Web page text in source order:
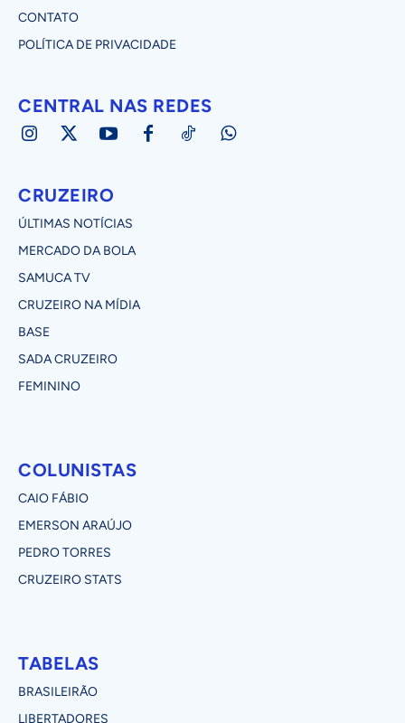
CONTATO
POLÍTICA DE PRIVACIDADE
CENTRAL NAS REDES
CRUZEIRO
ÚLTIMAS NOTÍCIAS
MERCADO DA BOLA
SAMUCA TV
CRUZEIRO NA MÍDIA
BASE
SADA CRUZEIRO
FEMININO
COLUNISTAS
CAIO FÁBIO
EMERSON ARAÚJO
PEDRO TORRES
CRUZEIRO STATS
TABELAS
BRASILEIRÃO
LIBERTADORES